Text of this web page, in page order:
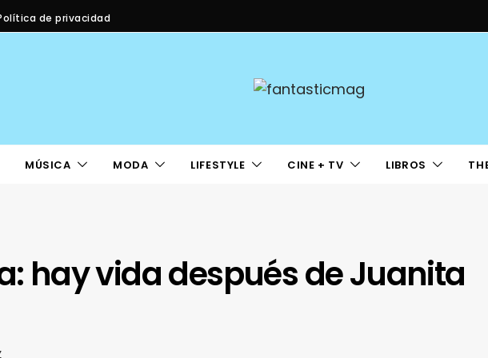
de privacidad
MÚSICA MODA LIFESTYLE CINE + TV LIBROS
hay vida después de Juanita